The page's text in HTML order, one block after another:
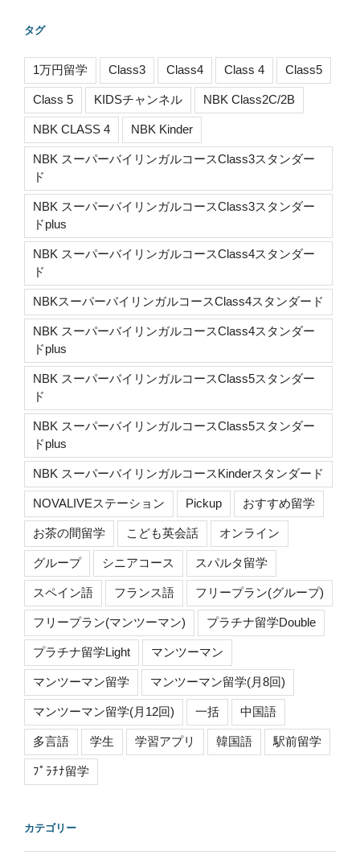
タグ
1万円留学 Class3 Class4 Class 4 Class5
Class 5 KIDSチャンネル NBK Class2C/2B
NBK CLASS 4 NBK Kinder
NBK スーパーバイリンガルコースClass3スタンダー
ド
NBK スーパーバイリンガルコースClass3スタンダー
ドplus
NBK スーパーバイリンガルコースClass4スタンダー
ド
NBKスーパーバイリンガルコースClass4スタンダード
NBK スーパーバイリンガルコースClass4スタンダー
ドplus
NBK スーパーバイリンガルコースClass5スタンダー
ド
NBK スーパーバイリンガルコースClass5スタンダー
ドplus
NBK スーパーバイリンガルコースKinderスタンダード
NOVALIVEステーション Pickup おすすめ留学
お茶の間留学 こども英会話 オンライン
グループ シニアコース スパルタ留学
スペイン語 フランス語 フリープラン(グループ)
フリープラン(マンツーマン) プラチナ留学Double
プラチナ留学Light マンツーマン
マンツーマン留学 マンツーマン留学(月8回)
マンツーマン留学(月12回) 一括 中国語
多言語 学生 学習アプリ 韓国語 駅前留学
ﾌﾟﾗﾁﾅ留学
カテゴリー